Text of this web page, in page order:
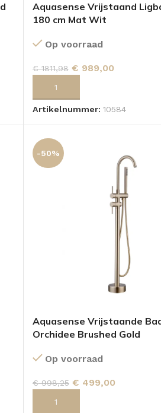
Aquasense Vrijstaand
180 cm Mat Wit
Op voorraad
€1811,98 € 989,00
TOEVOEGEN AAN
Artikelnummer: 10584
-50%
Aquasense Vrijstaande
Orchidee Brushed Gold
Op voorraad
€998,25 € 499,00
TOEVOEGEN AAN